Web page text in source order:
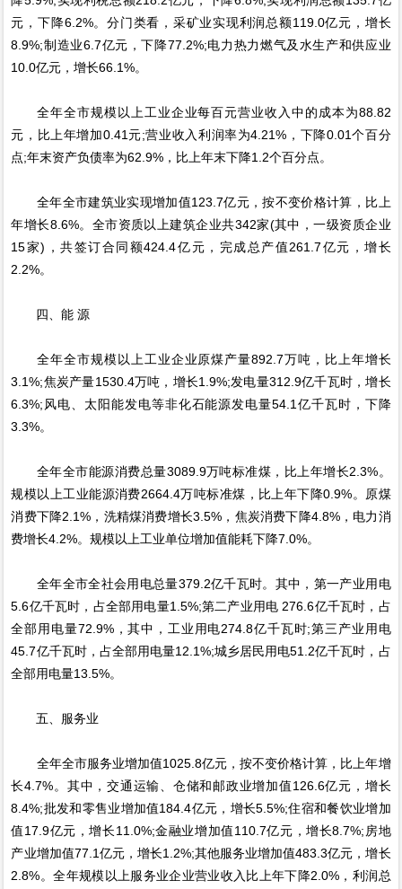
元，下降6.2%。分门类看，采矿业实现利润总额119.0亿元，增长
8.9%;制造业6.7亿元，下降77.2%;电力热力燃气及水生产和供应业
10.0亿元，增长66.1%。
全年全市规模以上工业企业每百元营业收入中的成本为88.82
元，比上年增加0.41元;营业收入利润率为4.21%，下降0.01个百分
点;年末资产负债率为62.9%，比上年末下降1.2个百分点。
全年全市建筑业实现增加值123.7亿元，按不变价格计算，比上
年增长8.6%。全市资质以上建筑企业共342家(其中，一级资质企业
15家)，共签订合同额424.4亿元，完成总产值261.7亿元，增长
2.2%。
四、能 源
全年全市规模以上工业企业原煤产量892.7万吨，比上年增长
3.1%;焦炭产量1530.4万吨，增长1.9%;发电量312.9亿千瓦时，增长
6.3%;风电、太阳能发电等非化石能源发电量54.1亿千瓦时，下降
3.3%。
全年全市能源消费总量3089.9万吨标准煤，比上年增长2.3%。
规模以上工业能源消费2664.4万吨标准煤，比上年下降0.9%。原煤
消费下降2.1%，洗精煤消费增长3.5%，焦炭消费下降4.8%，电力消
费增长4.2%。规模以上工业单位增加值能耗下降7.0%。
全年全市全社会用电总量379.2亿千瓦时。其中，第一产业用电
5.6亿千瓦时，占全部用电量1.5%;第二产业用电 276.6亿千瓦时，占
全部用电量72.9%，其中，工业用电274.8亿千瓦时;第三产业用电
45.7亿千瓦时，占全部用电量12.1%;城乡居民用电51.2亿千瓦时，占
全部用电量13.5%。
五、服务业
全年全市服务业增加值1025.8亿元，按不变价格计算，比上年增
长4.7%。其中，交通运输、仓储和邮政业增加值126.6亿元，增长
8.4%;批发和零售业增加值184.4亿元，增长5.5%;住宿和餐饮业增加
值17.9亿元，增长11.0%;金融业增加值110.7亿元，增长8.7%;房地
产业增加值77.1亿元，增长1.2%;其他服务业增加值483.3亿元，增长
2.8%。全年规模以上服务业企业营业收入比上年下降2.0%，利润总